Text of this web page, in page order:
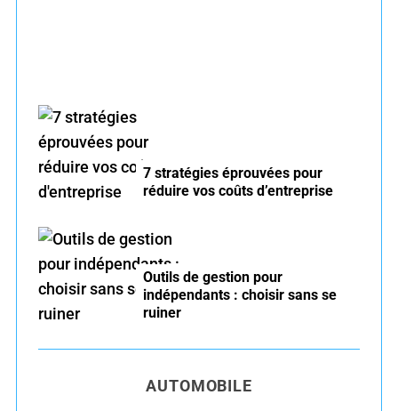
7 stratégies éprouvées pour
réduire vos coûts d’entreprise
Outils de gestion pour
indépendants : choisir sans se
ruiner
AUTOMOBILE